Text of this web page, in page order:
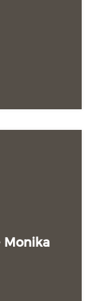
Monika